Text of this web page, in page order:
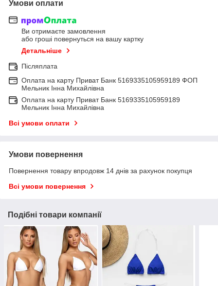
Умови оплати
Ви отримаєте замовлення
або гроші повернуться на вашу картку
Детальніше
Післяплата
Оплата на карту Приват Банк 5169335105959189 ФОП
Мельник Інна Михайлівна
Оплата на карту Приват Банк 5169335105959189
Мельник Інна Михайлівна
Всі умови оплати
Умови повернення
Повернення товару впродовж 14 днів за рахунок покупця
Всі умови повернення
Подібні товари компанії